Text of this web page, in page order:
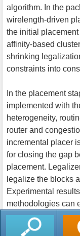
algorithm. In the
wirelength-driven
the initial
affinity-based
shrinking
constraints into
In the placement
implemented with
heterogeneity,
router and
incremental placer
for closing the gap
placement.
legalize the blocks
Experimental
methodologies can